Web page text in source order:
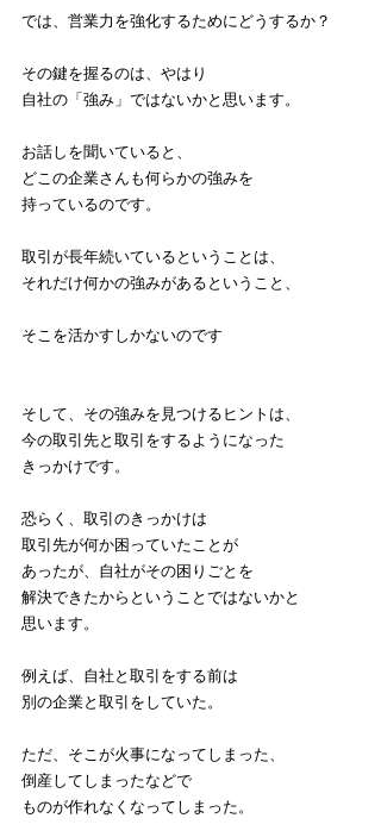
では、営業力を強化するためにどうするか？
その鍵を握るのは、やはり
自社の「強み」ではないかと思います。
お話しを聞いていると、
どこの企業さんも何らかの強みを
持っているのです。
取引が長年続いているということは、
それだけ何かの強みがあるということ、
そこを活かすしかないのです
そして、その強みを見つけるヒントは、
今の取引先と取引をするようになった
きっかけです。
恐らく、取引のきっかけは
取引先が何か困っていたことが
あったが、自社がその困りごとを
解決できたからということではないかと
思います。
例えば、自社と取引をする前は
別の企業と取引をしていた。
ただ、そこが火事になってしまった、
倒産してしまったなどで
ものが作れなくなってしまった。